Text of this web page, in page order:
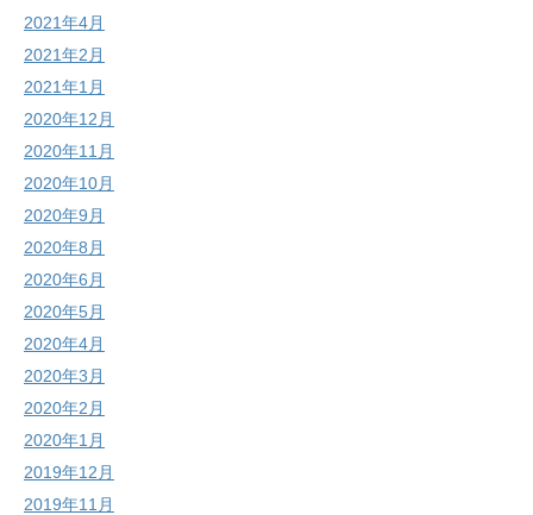
2021年4月
2021年2月
2021年1月
2020年12月
2020年11月
2020年10月
2020年9月
2020年8月
2020年6月
2020年5月
2020年4月
2020年3月
2020年2月
2020年1月
2019年12月
2019年11月